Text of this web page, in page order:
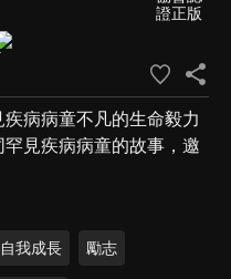
病病童不凡的生命毅力
見疾病病童的故事，邀
自我成長 勵志